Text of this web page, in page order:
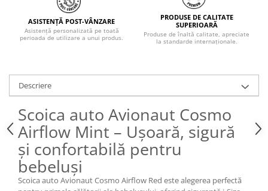
ASISTENȚĂ POST-VÂNZARE
Asistență personalizată pe toată
perioada de utilizare a unui produs.
PRODUSE DE CALITATE
SUPERIOARĂ
Produse de înaltă calitate, apreciate
la standarde internaționale.
Descriere
Scoica auto Avionaut Cosmo
Airflow Mint – Ușoară, sigură
și confortabilă pentru
bebeluși
Scoica auto Avionaut Cosmo Airflow Red este alegerea perfectă